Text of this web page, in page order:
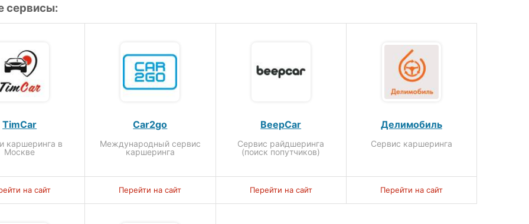
сервисы:
TimCar
каршеринга в
Москве
на сайт
Car2go
Международный сервис
каршеринга
Перейти на сайт
BeepCar
Сервис райдшеринга
(поиск попутчиков)
Перейти на сайт
Делимобиль
Сервис каршеринга
Перейти на сайт